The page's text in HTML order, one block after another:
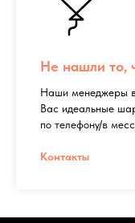
Не нашли то,
Наши менеджеры
Вас идеальные
по телефону/в
Контакты